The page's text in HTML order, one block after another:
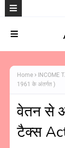
Home INCOME
1961 के अंतर्गत )
वेतन से
टैक्स